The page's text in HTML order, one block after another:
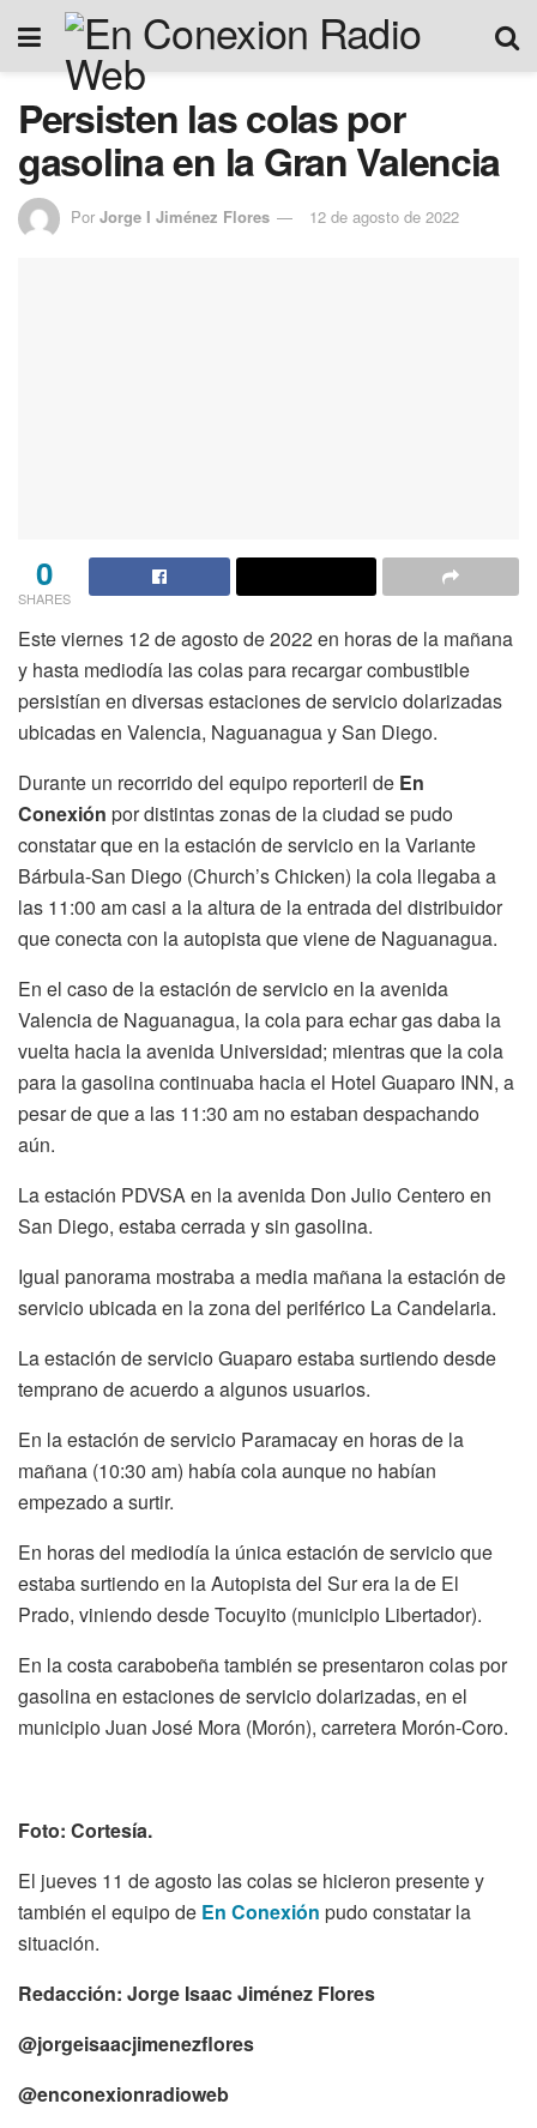
Persisten las colas por
gasolina en la Gran Valencia
Por Jorge I Jiménez Flores 12 de agosto de 2022
0
SHARES
Este viernes 12 de agosto de 2022 en horas de la mañana
y hasta mediodía las colas para recargar combustible
persistían en diversas estaciones de servicio dolarizadas
ubicadas en Valencia, Naguanagua y San Diego.
Durante un recorrido del equipo reporteril de En
Conexión por distintas zonas de la ciudad se pudo
constatar que en la estación de servicio en la Variante
Bárbula-San Diego (Church’s Chicken) la cola llegaba a
las 11:00 am casi a la altura de la entrada del distribuidor
que conecta con la autopista que viene de Naguanagua.
En el caso de la estación de servicio en la avenida
Valencia de Naguanagua, la cola para echar gas daba la
vuelta hacia la avenida Universidad; mientras que la cola
para la gasolina continuaba hacia el Hotel Guaparo INN, a
pesar de que a las 11:30 am no estaban despachando
aún.
La estación PDVSA en la avenida Don Julio Centero en
San Diego, estaba cerrada y sin gasolina.
Igual panorama mostraba a media mañana la estación de
servicio ubicada en la zona del periférico La Candelaria.
La estación de servicio Guaparo estaba surtiendo desde
temprano de acuerdo a algunos usuarios.
En la estación de servicio Paramacay en horas de la
mañana (10:30 am) había cola aunque no habían
empezado a surtir.
En horas del mediodía la única estación de servicio que
estaba surtiendo en la Autopista del Sur era la de El
Prado, viniendo desde Tocuyito (municipio Libertador).
En la costa carabobeña también se presentaron colas por
gasolina en estaciones de servicio dolarizadas, en el
municipio Juan José Mora (Morón), carretera Morón-Coro.
Foto: Cortesía.
El jueves 11 de agosto las colas se hicieron presente y
también el equipo de En Conexión pudo constatar la
situación.
Redacción: Jorge Isaac Jiménez Flores
@jorgeisaacjimenezflores
@enconexionradioweb